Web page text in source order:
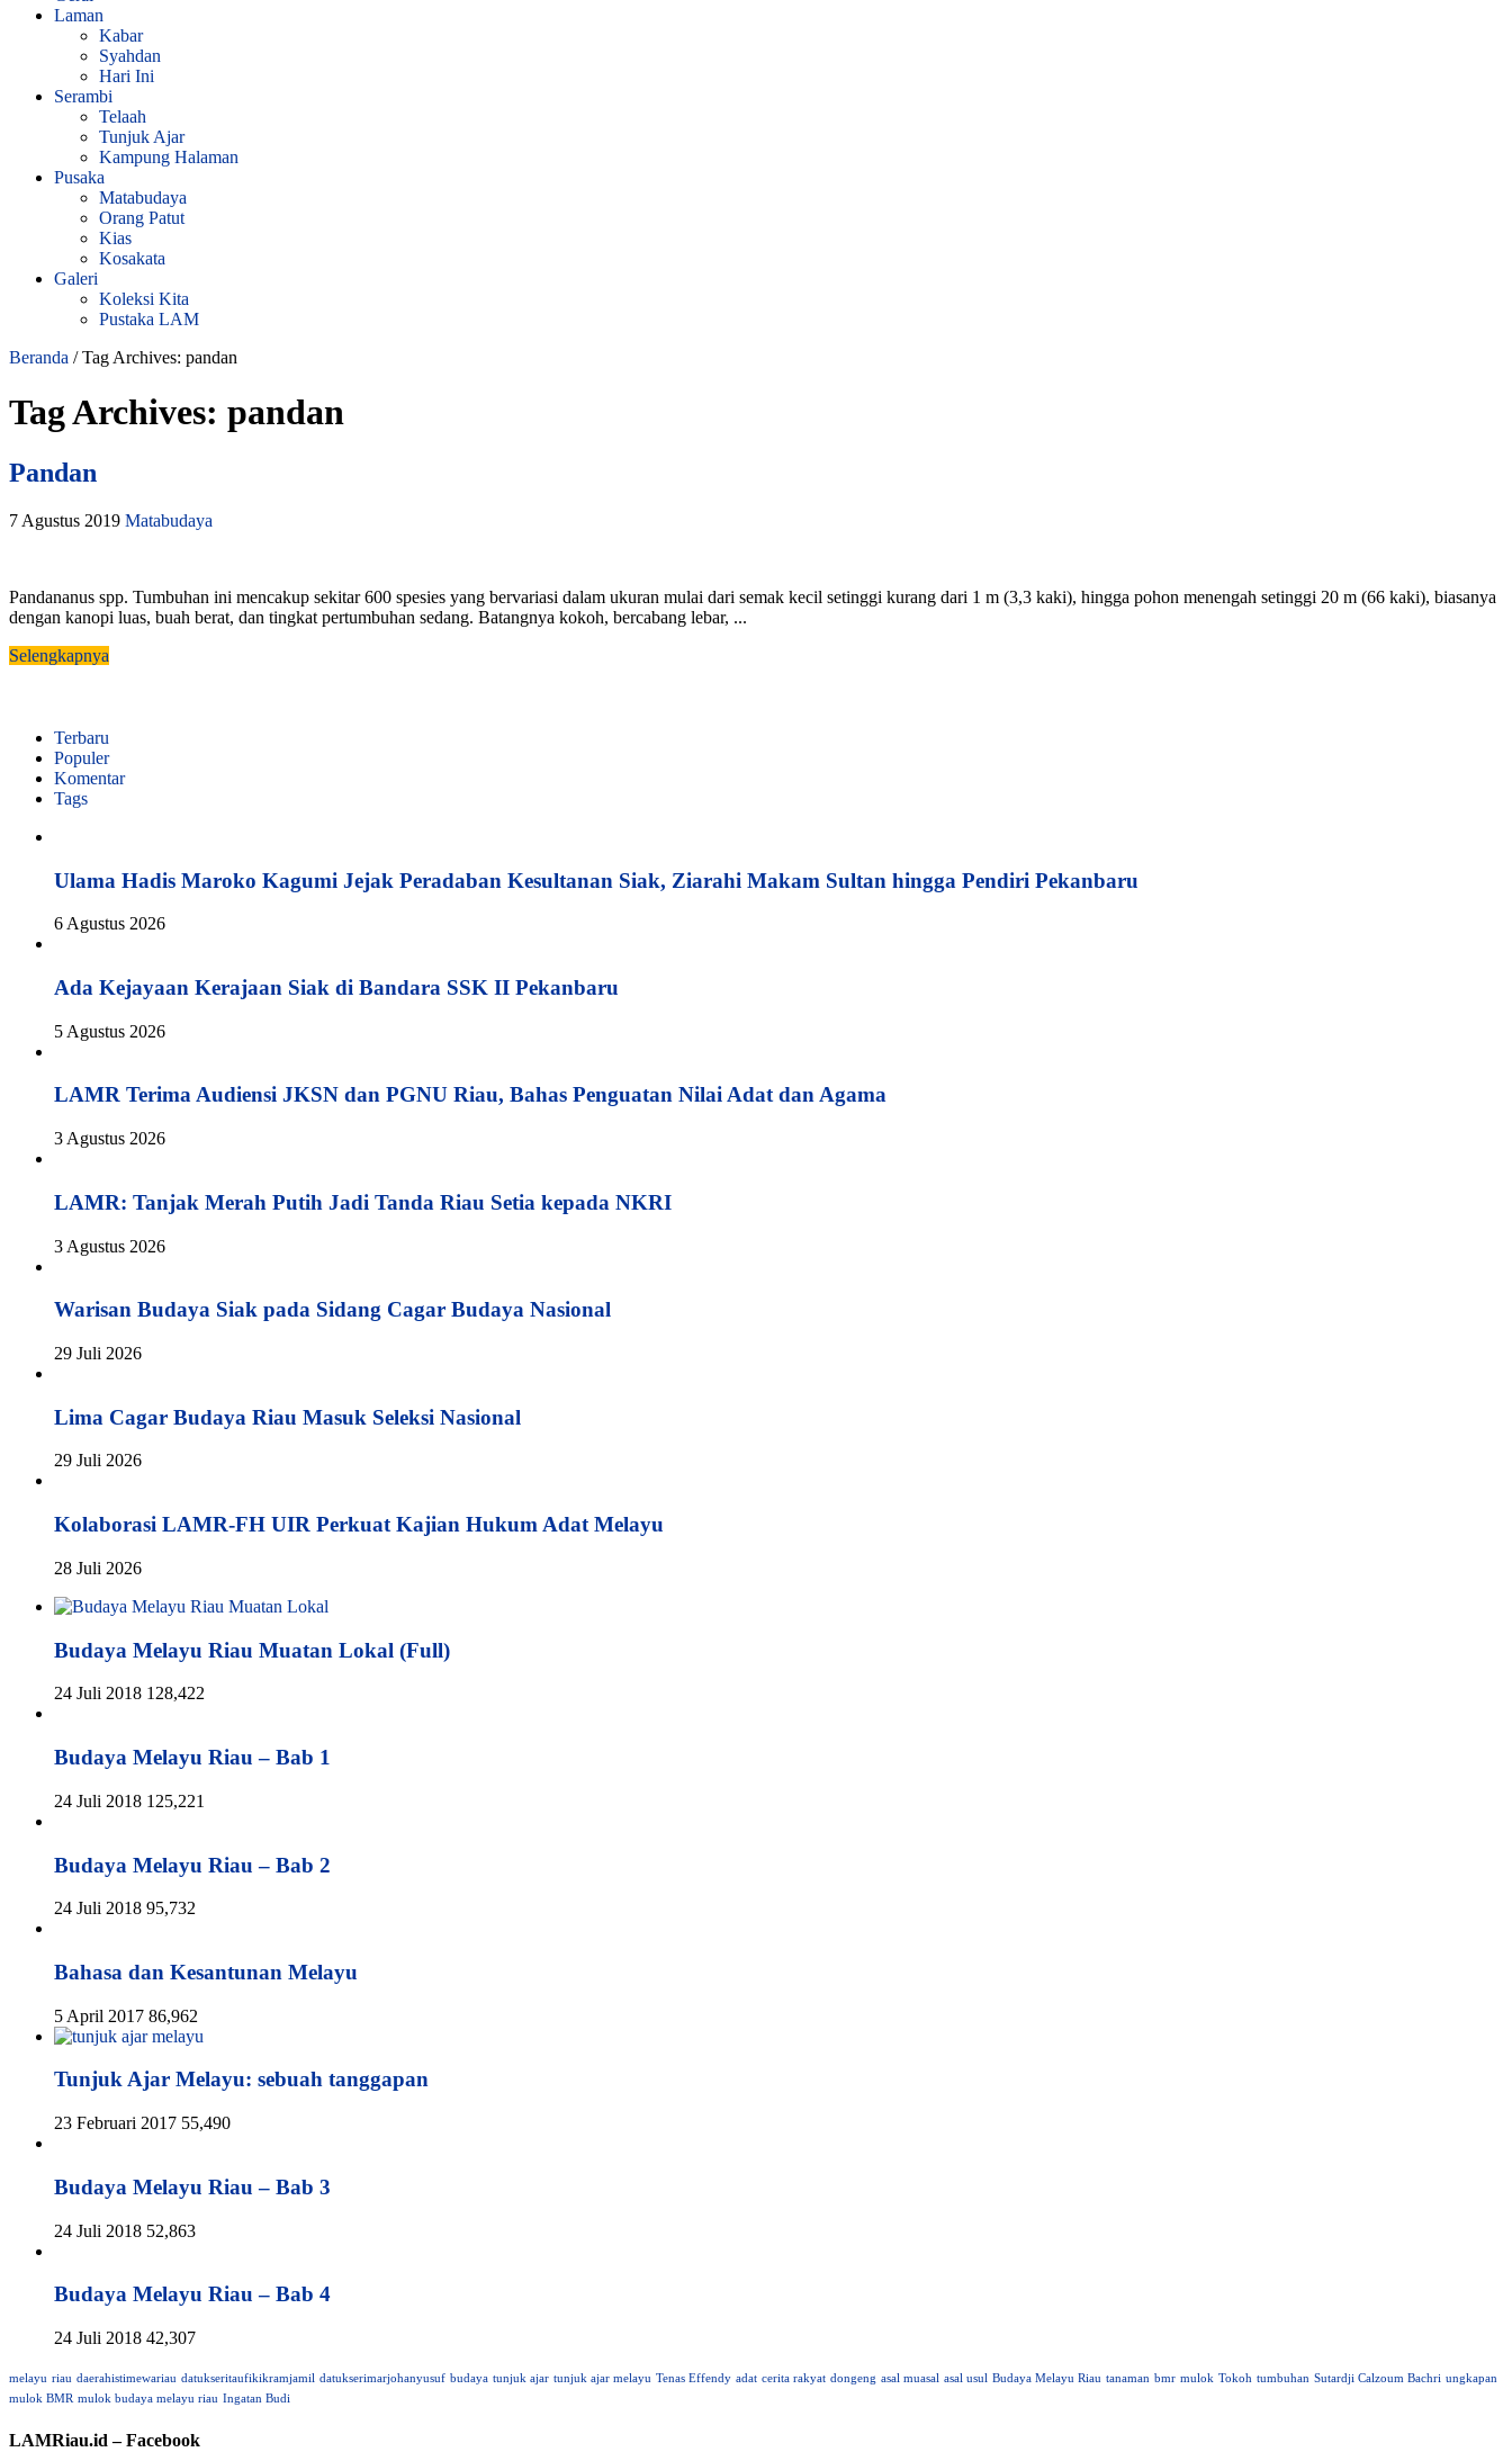
Laman
Kabar
Syahdan
Hari Ini
Serambi
Telaah
Tunjuk Ajar
Kampung Halaman
Pusaka
Matabudaya
Orang Patut
Kias
Kosakata
Galeri
Koleksi Kita
Pustaka LAM
Beranda / Tag Archives: pandan
Tag Archives: pandan
Pandan
7 Agustus 2019 Matabudaya
Pandananus spp. Tumbuhan ini mencakup sekitar 600 spesies yang bervariasi dalam ukuran mulai dari semak kecil setinggi kurang dari 1 m (3,3 kaki), hingga pohon menengah setinggi 20 m (66 kaki), biasanya
dengan kanopi luas, buah berat, dan tingkat pertumbuhan sedang. Batangnya kokoh, bercabang lebar, ...
Selengkapnya
Terbaru
Populer
Komentar
Tags
Ulama Hadis Maroko Kagumi Jejak Peradaban Kesultanan Siak, Ziarahi Makam Sultan hingga Pendiri Pekanbaru
6 Agustus 2026
Ada Kejayaan Kerajaan Siak di Bandara SSK II Pekanbaru
5 Agustus 2026
LAMR Terima Audiensi JKSN dan PGNU Riau, Bahas Penguatan Nilai Adat dan Agama
3 Agustus 2026
LAMR: Tanjak Merah Putih Jadi Tanda Riau Setia kepada NKRI
3 Agustus 2026
Warisan Budaya Siak pada Sidang Cagar Budaya Nasional
29 Juli 2026
Lima Cagar Budaya Riau Masuk Seleksi Nasional
29 Juli 2026
Kolaborasi LAMR-FH UIR Perkuat Kajian Hukum Adat Melayu
28 Juli 2026
Budaya Melayu Riau Muatan Lokal (Full)
24 Juli 2018 128,422
Budaya Melayu Riau – Bab 1
24 Juli 2018 125,221
Budaya Melayu Riau – Bab 2
24 Juli 2018 95,732
Bahasa dan Kesantunan Melayu
5 April 2017 86,962
Tunjuk Ajar Melayu: sebuah tanggapan
23 Februari 2017 55,490
Budaya Melayu Riau – Bab 3
24 Juli 2018 52,863
Budaya Melayu Riau – Bab 4
24 Juli 2018 42,307
melayu riau daerahistimewariau datukseritaufikikramjamil datukserimarjohanyusuf budaya tunjuk ajar tunjuk ajar melayu Tenas Effendy adat cerita rakyat dongeng asal muasal asal usul Budaya Melayu Riau tanaman bmr mulok Tokoh tumbuhan Sutardji Calzoum Bachri ungkapan
mulok BMR mulok budaya melayu riau Ingatan Budi
LAMRiau.id – Facebook